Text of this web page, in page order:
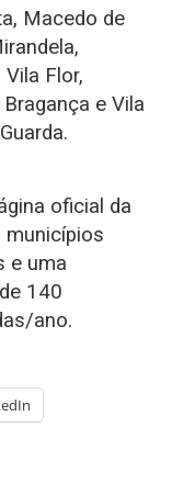
Macedo de
Flor,
e Vila
oficial da
municípios
e uma
140
ano.